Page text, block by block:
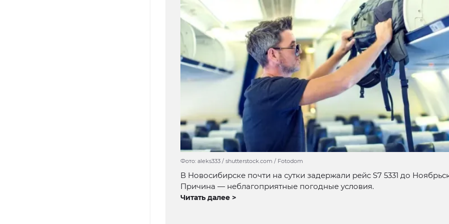
Фото: aleks333 / shutterstock.com / Fotodom
В Новосибирске почти на сутки задержали рейс S7 5331 до
Причина — неблагоприятные погодные условия.
Читать далее >